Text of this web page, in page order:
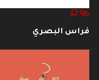
فراس البصري